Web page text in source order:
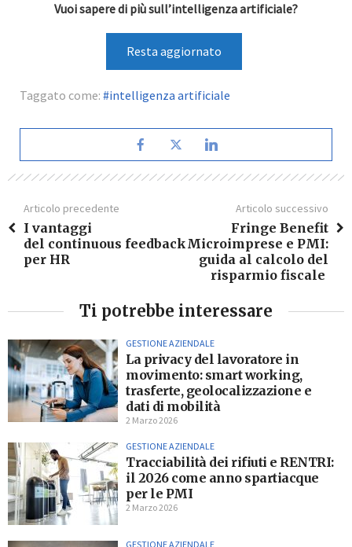
Vuoi sapere di più sull’intelligenza artificiale?
Resta aggiornato
Taggato come: intelligenza artificiale
Articolo precedente
I vantaggi
del continuous feedback
per HR
Articolo successivo
Fringe Benefit
Microimprese e PMI:
guida al calcolo del
risparmio fiscale
Ti potrebbe interessare
GESTIONE AZIENDALE
La privacy del lavoratore in
movimento: smart working,
trasferte, geolocalizzazione e
dati di mobilità
2 Marzo 2026
GESTIONE AZIENDALE
Tracciabilità dei rifiuti e RENTRI:
il 2026 come anno spartiacque
per le PMI
2 Marzo 2026
GESTIONE AZIENDALE